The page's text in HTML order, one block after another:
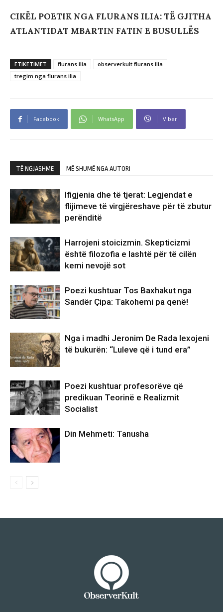
CIKËL POETIK NGA FLURANS ILIA: TË GJITHA
ATLANTIDAT MBARTIN FATIN E BUSULLËS
ETIKETIMET flurans ilia
observerkult flurans ilia
tregim nga flurans ilia
Facebook WhatsApp Viber
TË NGJASHME MË SHUMË NGA AUTORI
Ifigjenia dhe të tjerat: Legjendat e
flijimeve të virgjëreshave për të zbutur
perënditë
Harrojeni stoicizmin. Skepticizmi
është filozofia e lashtë për të cilën
kemi nevojë sot
Poezi kushtuar Tos Baxhakut nga
Sandër Çipa: Takohemi pa qenë!
Nga i madhi Jeronim De Rada lexojeni
të bukurën: “Luleve që i tund era”
Poezi kushtuar profesorëve që
predikuan Teorinë e Realizmit
Socialist
Din Mehmeti: Tanusha